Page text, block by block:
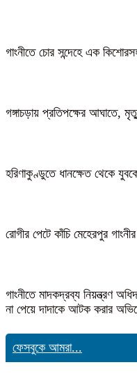
গাংনীতে চোর সন্দেহে এক
গঙ্গাচড়ায় প্রতিপক্ষের আঘাতে,
হরিণাকুণ্ডুতে ধানক্ষেত থেকে
রোগীর পেটে কাঁচি মেহেরপুর
গাংনীতে মাদকদ্রব্য নিয়ন্ত্রণ
না পেয়ে দাদাকে আটক করার
ফেসবুকে আমরা...